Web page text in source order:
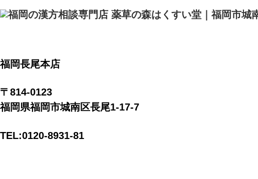
福岡長尾本店
〒814-0123
福岡県福岡市城南区長尾1-17-7
TEL:0120-8931-81